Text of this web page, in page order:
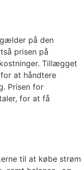
gælder på den
prisen på
Tillægget
at håndtere
Prisen for
for at få
til at købe strøm